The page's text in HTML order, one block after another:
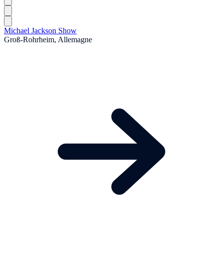
Michael Jackson Show
Groß-Rohrheim, Allemagne